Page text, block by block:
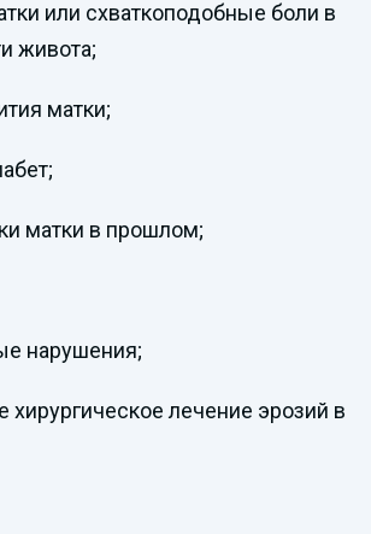
или схваткоподобные боли в
живота;
матки;
матки в прошлом;
нарушения;
хирургическое лечение эрозий в